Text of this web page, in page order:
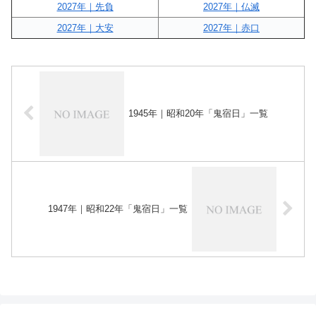
2027年｜先負
2027年｜仏滅
2027年｜大安
2027年｜赤口
1945年｜昭和20年「鬼宿日」一覧
1947年｜昭和22年「鬼宿日」一覧